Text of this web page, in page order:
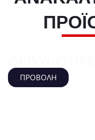
ΠΡΟΒΟΛΗ